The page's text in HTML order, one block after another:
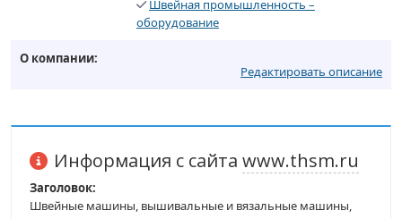
Швейная промышленность –
оборудование
О компании:
Редактировать описание
Информация с сайта www.thsm.ru
Заголовок:
Швейные машины, вышивальные и вязальные машины,